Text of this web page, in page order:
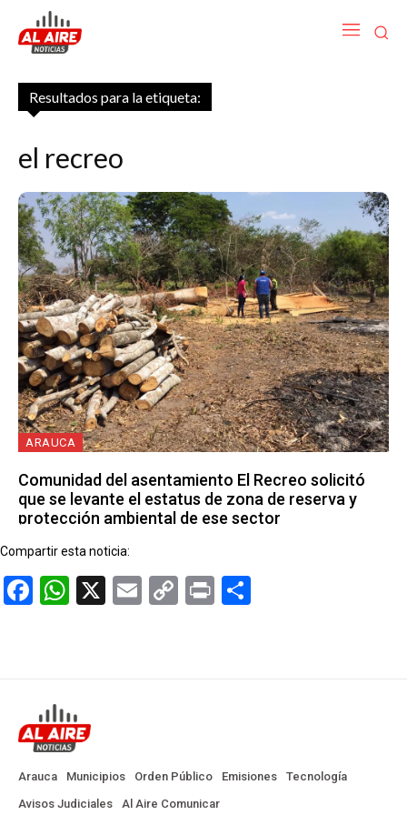
Resultados para la etiqueta:
el recreo
ARAUCA
Comunidad del asentamiento El Recreo solicitó
que se levante el estatus de zona de reserva y
protección ambiental de ese sector
Compartir esta noticia:
Facebook
WhatsApp
X EmailCopy
Print
Arauca Municipios Orden Público Emisiones
Tecnología
Avisos Judiciales
Al Aire Comunicar